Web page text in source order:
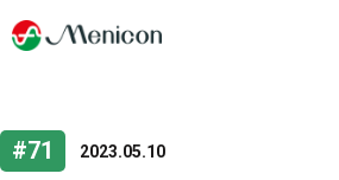
#71 2023.05.10